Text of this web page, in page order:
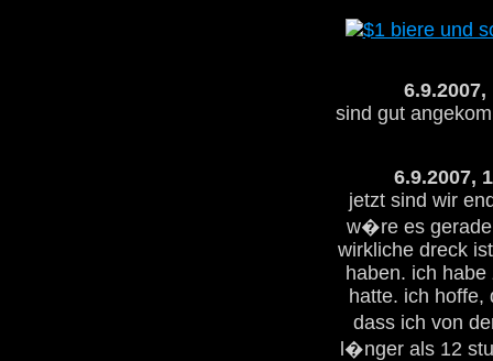
sind gut
6.9.2007,
jetzt sind wir
w�re es
wirkliche dreck
haben. ich
hatte. ich hoffe,
dass ich von
l�nger als 12